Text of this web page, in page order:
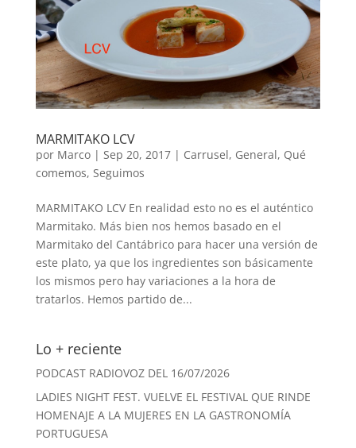
MARMITAKO LCV
por Marco| Sep 20, 2017| Carrusel, General, Qué
comemos, Seguimos
MARMITAKO LCV En realidad esto no es el auténtico
Marmitako. Más bien nos hemos basado en el
Marmitako del Cantábrico para hacer una versión de
este plato, ya que los ingredientes son básicamente
los mismos pero hay variaciones a la hora de
tratarlos. Hemos partido de...
Lo + reciente
PODCAST RADIOVOZ DEL 16/07/2026
LADIES NIGHT FEST. VUELVE EL FESTIVAL QUE RINDE
HOMENAJE A LA MUJERES EN LA GASTRONOMÍA
PORTUGUESA